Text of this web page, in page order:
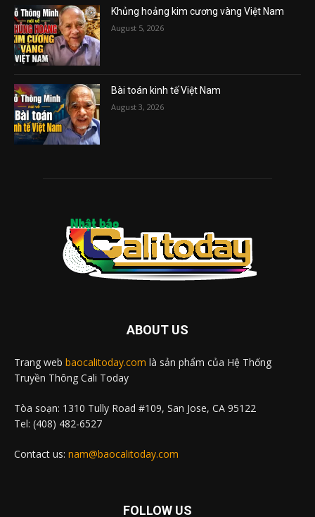
Khủng hoảng kim cương vàng Việt Nam
August 5, 2026
Bài toán kinh tế Việt Nam
August 3, 2026
ABOUT US
Trang web baocalitoday.com là sản phẩm của Hệ Thống
Truyền Thông Cali Today
Tòa soạn: 1310 Tully Road #109, San Jose, CA 95122
Tel: (408) 482-6527
Contact us: nam@baocalitoday.com
FOLLOW US